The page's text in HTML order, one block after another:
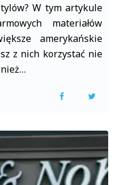
W tym artykule
materiałów
amerykańskie
z nich korzystać nie
F
c
e
b
i
t
t